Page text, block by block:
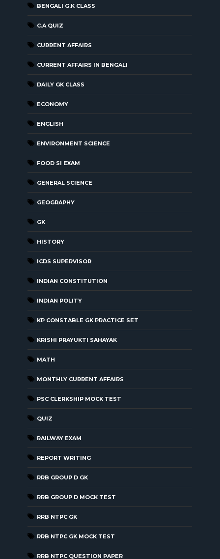
BENGALI G.K CLASS
C.A QUIZ
CURRENT AFFAIRS
CURRENT AFFAIRS IN BENGALI
DAILY GK CLASS
ECONOMY
ENGLISH
ENVIRONMENT SCIENCE
FOOD SI EXAM
GENERAL SCIENCE
GEOGRAPHY
GK
HISTORY
ICDS SUPERVISOR
INDIAN CONSTITUTION
INDIAN POLITY
KP CONSTABLE GK PRACTICE SET
KRISHI PRAYUKTI SAHAYAK
MATH
MONTHLY CURRENT AFFAIRS
PSC CLERKSHIP MOCK TEST
QUIZ
RAILWAY EXAM
REPORT WRITING
RRB GROUP D GK
RRB GROUP D MOCK TEST
RRB NTPC GK
RRB NTPC GK MOCK TEST
RRB NTPC QUESTION PAPER